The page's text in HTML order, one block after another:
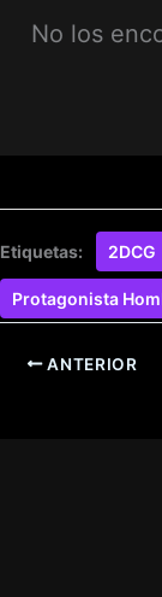
No los
Etiquetas: 2DCG
Protagonista
ANTERIOR